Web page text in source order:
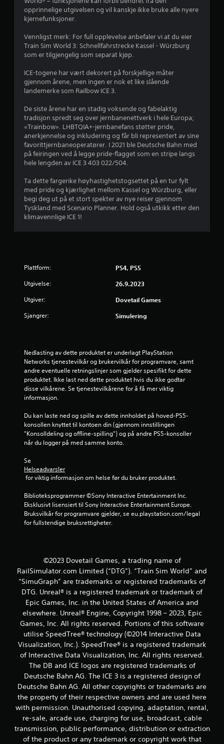
v
r
i
n
g
3
.
7
3
e
r
v
5
a
1
u
r
d
e
r
i
n
g
e
r
opprinnelige utgivelsen og vil kanskje ikke bruke alle nyere
kjernefunksjoner.
Vennligst merk: For full opplevelse anbefaler vi at du eier
Train Sim World 3: Schnellfahrstrecke Kassel - Würzburg
som er tilgjengelig som separat kjøp.
ICE-togene har vært dekorert på forskjellige måter
gjennom årene, men ingen er nok et like slående
landemerke som Railbow ICE 3.
De siste årene har en stadig voksende og fabelaktig
tradisjon spredt seg over jernbanenettverk i hele Europa;
«Trainbow». LHBTQIA+-jernbanefans støtter pride,
anerkjennelse og inkludering og får bli representert av sine
favorittjernbaneoperatører. I 2021 ble Deutsche Bahn med
på feiringen ved å legge pride-flagget som en stripe langs
hele lengden av ICE 3 403 022/504.
Ta dette fargerike høyhastighetstogsettet på en tur fylt
med pride og kjærlighet mellom Kassel og Würzburg, eller
begi deg ut på et stort spekter av nye reiser gjennom
Tyskland med Scenario Planner. Hold også utkikk etter den
klimavennlige ICE 1!
Plattform: PS4, PS5
Utgivelse: 26.9.2023
Utgiver: Dovetail Games
Sjangrer: Simulering
Nedlasting av dette produktet er underlagt PlayStation
Networks tjenestevilkår og brukervilkår for programvare, samt
andre eventuelle retningslinjer som gjelder spesifikt for dette
produktet. Ikke last ned dette produktet hvis du ikke godtar
disse vilkårene. Se tjenestevilkårene for å få mer viktig
informasjon.
Du kan laste ned og spille av dette innholdet på hoved-PS5-
konsollen knyttet til kontoen din (gjennom innstillingen
"Konsolldeling og offline-spilling") og på andre PS5-konsoller
når du logger på med samme konto.
Se
Helseadvarsler
for viktig informasjon om helse før du bruker produktet.
Biblioteksprogrammer ©Sony Interactive Entertainment Inc.
Eksklusivt lisensiert til Sony Interactive Entertainment Europe.
Bruksvilkår for programvare gjelder, se eu.playstation.com/legal
for fullstendige bruksrettigheter.
©2023 Dovetail Games, a trading name of
RailSimulator.com Limited (“DTG”). “Train Sim World” and
“SimuGraph” are trademarks or registered trademarks of
DTG. Unreal® is a registered trademark or trademark of
Epic Games, Inc. in the United States of America and
elsewhere. Unreal® Engine, Copyright 1998 – 2023, Epic
Games, Inc. All rights reserved. Portions of this software
utilise SpeedTree® technology (©2014 Interactive Data
Visualization, Inc.). SpeedTree® is a registered trademark
of Interactive Data Visualization, Inc. All rights reserved.
The DB and ICE logos are registered trademarks of
Deutsche Bahn AG. The ICE 3 is a registered design of
Deutsche Bahn AG. All other copyrights or trademarks are
the property of their respective owners and are used here
with permission. Unauthorised copying, adaptation, rental,
re-sale, arcade use, charging for use, broadcast, cable
transmission, public performance, distribution or extraction
of the product or any trademark or copyright work that